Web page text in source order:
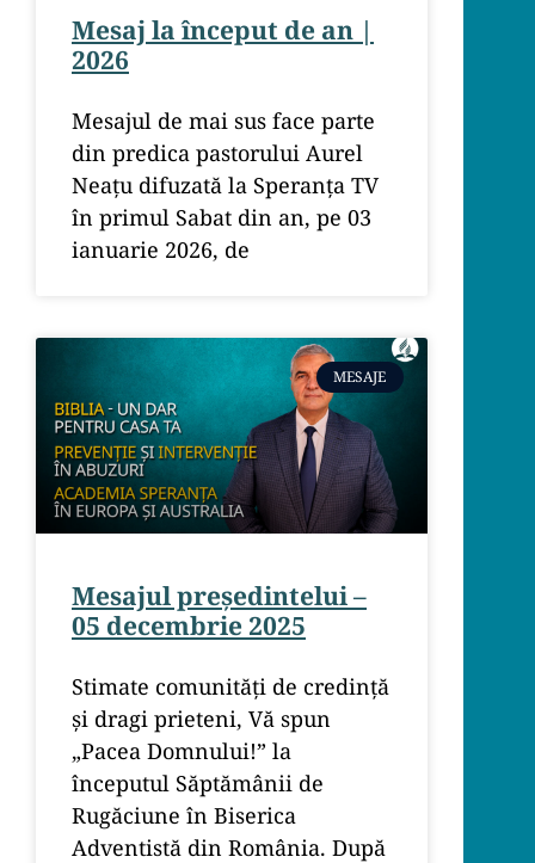
Mesaj la început de an |
2026
Mesajul de mai sus face parte
din predica pastorului Aurel
Neațu difuzată la Speranța TV
în primul Sabat din an, pe 03
ianuarie 2026, de
MESAJE
Mesajul președintelui –
05 decembrie 2025
Stimate comunități de credință
și dragi prieteni, Vă spun
„Pacea Domnului!” la
începutul Săptămânii de
Rugăciune în Biserica
Adventistă din România. După